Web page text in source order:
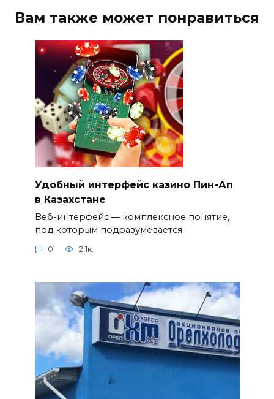
Вам также может понравиться
Удобный интерфейс казино Пин-Ап
в Казахстане
Веб-интерфейс — комплексное понятие,
под которым подразумевается
0 2.1к.